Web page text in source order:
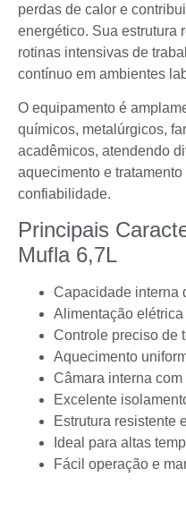
perdas de calor e
energético. Sua estrutura
rotinas intensivas de
contínuo em ambientes
O equipamento é
químicos, metalúrgicos,
acadêmicos, atendendo
aquecimento e
confiabilidade.
Principais
Mufla 6,7L
Capacidade interna
Alimentação
Controle preciso de
Aquecimento
Câmara interna
Excelente
Estrutura resistente
Ideal para altas
Fácil operação e